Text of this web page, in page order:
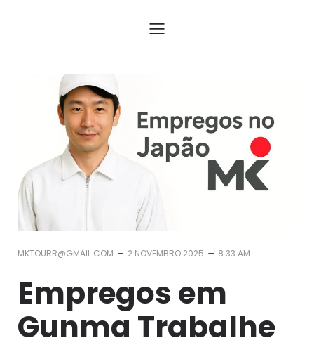
MKTOURR@GMAIL.COM – 2 NOVEMBRO 2025 – 8:33 AM
Empregos em
Gunma Trabalhe